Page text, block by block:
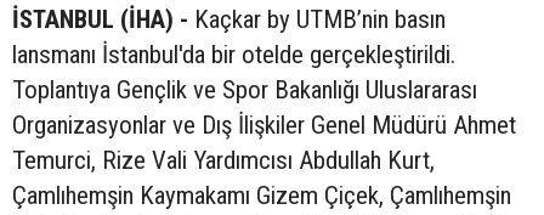
İSTANBUL (İHA) - Kaçkar by UTMB’nin basın
lansmanı İstanbul'da bir otelde gerçekleştirildi.
Toplantıya Gençlik ve Spor Bakanlığı Uluslararası
Organizasyonlar ve Dış İlişkiler Genel Müdürü Ahmet
Temurci, Rize Vali Yardımcısı Abdullah Kurt,
Çamlıhemşin Kaymakamı Gizem Çiçek, Çamlıhemşin